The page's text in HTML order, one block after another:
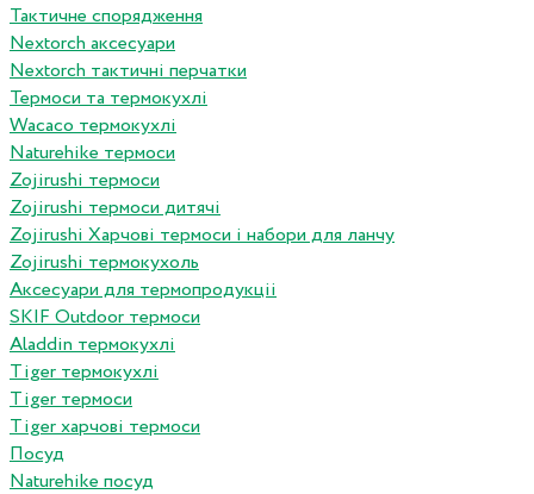
Тактичне спорядження
Nextorch аксесуари
Nextorch тактичні перчатки
Термоси та термокухлі
Wacaco термокухлі
Naturehike термоси
Zojirushi термоси
Zojirushi термоси дитячі
Zojirushi Харчові термоси і набори для ланчу
Zojirushi термокухоль
Аксесуари для термопродукціі
SKIF Outdoor термоси
Aladdin термокухлі
Tiger термокухлі
Tiger термоси
Tiger харчові термоси
Посуд
Naturehike посуд